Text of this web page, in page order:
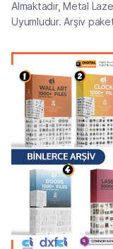
Almaktadır, Metal
Uyumludur. Arşiv